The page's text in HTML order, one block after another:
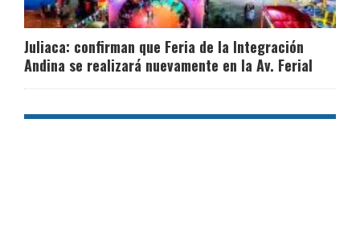
Juliaca: confirman que Feria de la Integración
Andina se realizará nuevamente en la Av. Ferial